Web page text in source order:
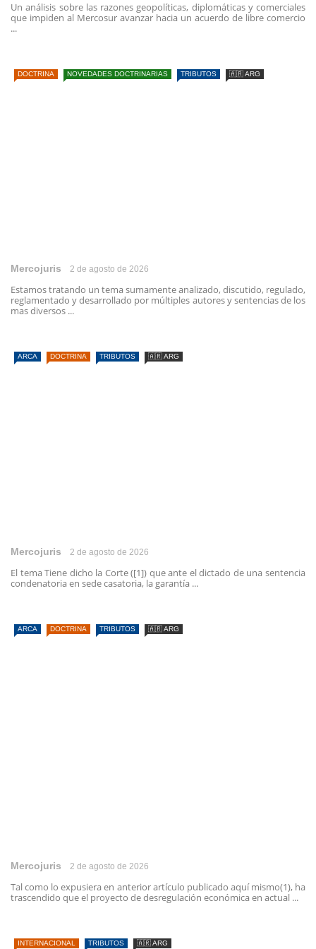
Un análisis sobre las razones geopolíticas, diplomáticas y comerciales
que impiden al Mercosur avanzar hacia un acuerdo de libre comercio
...
DOCTRINA NOVEDADES DOCTRINARIAS TRIBUTOS 🇦🇷 ARG
Mercojuris 2 de agosto de 2026
Estamos tratando un tema sumamente analizado, discutido, regulado,
reglamentado y desarrollado por múltiples autores y sentencias de los
mas diversos ...
ARCA DOCTRINA TRIBUTOS 🇦🇷 ARG
Mercojuris 2 de agosto de 2026
El tema Tiene dicho la Corte ([1]) que ante el dictado de una sentencia
condenatoria en sede casatoria, la garantía ...
ARCA DOCTRINA TRIBUTOS 🇦🇷 ARG
Mercojuris 2 de agosto de 2026
Tal como lo expusiera en anterior artículo publicado aquí mismo(1), ha
trascendido que el proyecto de desregulación económica en actual ...
INTERNACIONAL TRIBUTOS 🇦🇷 ARG